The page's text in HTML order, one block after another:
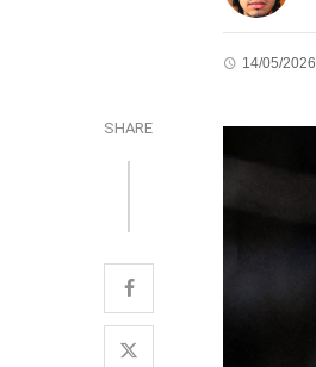
14/05/2026
SHARE